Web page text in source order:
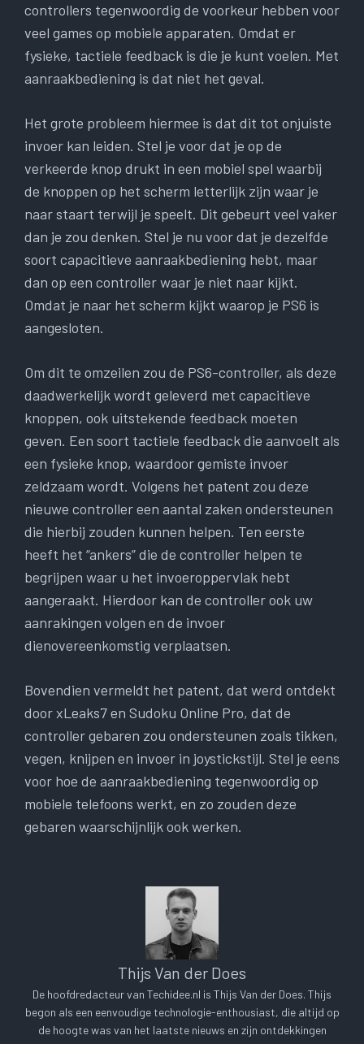
controllers tegenwoordig de voorkeur hebben voor
veel games op mobiele apparaten. Omdat er
fysieke, tactiele feedback is die je kunt voelen. Met
aanraakbediening is dat niet het geval.
Het grote probleem hiermee is dat dit tot onjuiste
invoer kan leiden. Stel je voor dat je op de
verkeerde knop drukt in een mobiel spel waarbij
de knoppen op het scherm letterlijk zijn waar je
naar staart terwijl je speelt. Dit gebeurt veel vaker
dan je zou denken. Stel je nu voor dat je dezelfde
soort capacitieve aanraakbediening hebt, maar
dan op een controller waar je niet naar kijkt.
Omdat je naar het scherm kijkt waarop je PS6 is
aangesloten.
Om dit te omzeilen zou de PS6-controller, als deze
daadwerkelijk wordt geleverd met capacitieve
knoppen, ook uitstekende feedback moeten
geven. Een soort tactiele feedback die aanvoelt als
een fysieke knop, waardoor gemiste invoer
zeldzaam wordt. Volgens het patent zou deze
nieuwe controller een aantal zaken ondersteunen
die hierbij zouden kunnen helpen. Ten eerste
heeft het “ankers” die de controller helpen te
begrijpen waar u het invoeroppervlak hebt
aangeraakt. Hierdoor kan de controller ook uw
aanrakingen volgen en de invoer
dienovereenkomstig verplaatsen.
Bovendien vermeldt het patent, dat werd ontdekt
door xLeaks7 en Sudoku Online Pro, dat de
controller gebaren zou ondersteunen zoals tikken,
vegen, knijpen en invoer in joystickstijl. Stel je eens
voor hoe de aanraakbediening tegenwoordig op
mobiele telefoons werkt, en zo zouden deze
gebaren waarschijnlijk ook werken.
Thijs Van der Does
De hoofdredacteur van Techidee.nl is Thijs Van der Does. Thijs
begon als een eenvoudige technologie-enthousiast, die altijd op
de hoogte was van het laatste nieuws en zijn ontdekkingen